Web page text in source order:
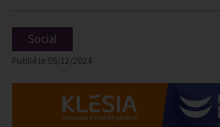
Social
Publié le 05/12/2024